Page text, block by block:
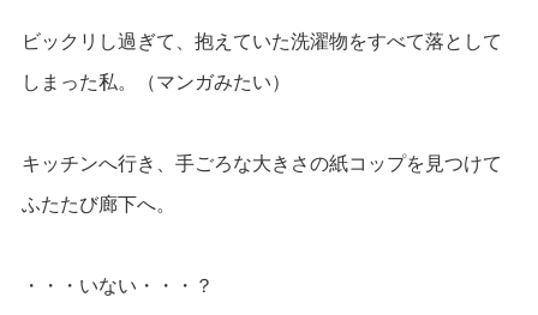
ビックリし過ぎて、抱えていた洗濯物をすべて落として
しまった私。（マンガみたい）
キッチンへ行き、手ごろな大きさの紙コップを見つけて
ふたたび廊下へ。
・・・いない・・・？